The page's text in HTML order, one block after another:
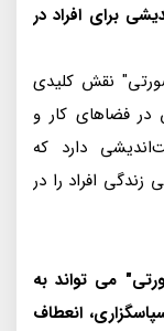
برای افراد در
نقش کلیدی
فضاهای کار و
دارد که
افراد را در
می تواند به
انعطاف